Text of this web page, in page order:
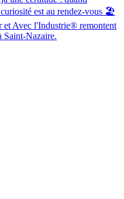
est au rendez-vous 🏖️
et Avec l'Industrie® remontent
Saint-Nazaire.